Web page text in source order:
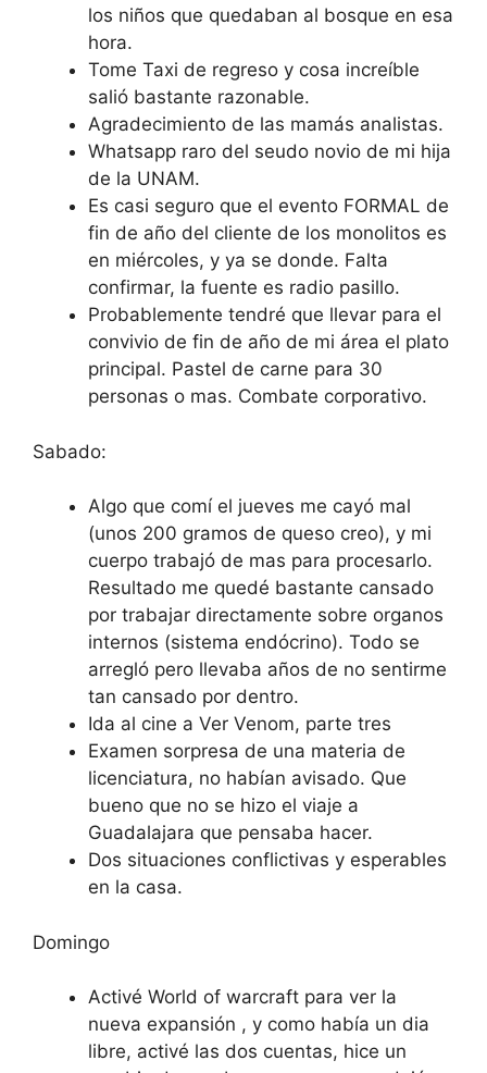
los niños que quedaban al bosque en esa
hora.
Tome Taxi de regreso y cosa increíble
salió bastante razonable.
Agradecimiento de las mamás analistas.
Whatsapp raro del seudo novio de mi hija
de la UNAM.
Es casi seguro que el evento FORMAL de
fin de año del cliente de los monolitos es
en miércoles, y ya se donde. Falta
confirmar, la fuente es radio pasillo.
Probablemente tendré que llevar para el
convivio de fin de año de mi área el plato
principal. Pastel de carne para 30
personas o mas. Combate corporativo.
Sabado:
Algo que comí el jueves me cayó mal
(unos 200 gramos de queso creo), y mi
cuerpo trabajó de mas para procesarlo.
Resultado me quedé bastante cansado
por trabajar directamente sobre organos
internos (sistema endócrino). Todo se
arregló pero llevaba años de no sentirme
tan cansado por dentro.
Ida al cine a Ver Venom, parte tres
Examen sorpresa de una materia de
licenciatura, no habían avisado. Que
bueno que no se hizo el viaje a
Guadalajara que pensaba hacer.
Dos situaciones conflictivas y esperables
en la casa.
Domingo
Activé World of warcraft para ver la
nueva expansión , y como había un dia
libre, activé las dos cuentas, hice un